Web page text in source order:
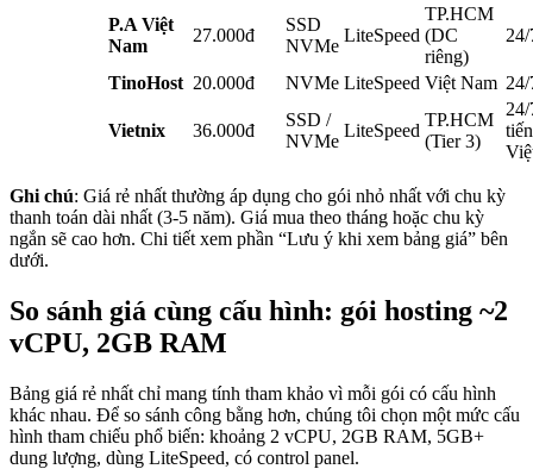
P.A Việt
Nam
27.000đ
SSD
NVMe
LiteSpeed
TP.HCM
(DC
riêng)
24/
TinoHost 20.000đ NVMe LiteSpeed Việt Nam 24/
Vietnix 36.000đ
SSD /
NVMe
LiteSpeed
TP.HCM
(Tier 3)
24/
Ghi chú: Giá rẻ nhất thường áp dụng cho gói nhỏ nhất với chu kỳ
thanh toán dài nhất (3-5 năm). Giá mua theo tháng hoặc chu kỳ
ngắn sẽ cao hơn. Chi tiết xem phần “Lưu ý khi xem bảng giá” bên
dưới.
So sánh giá cùng cấu hình: gói hosting ~2
vCPU, 2GB RAM
Bảng giá rẻ nhất chỉ mang tính tham khảo vì mỗi gói có cấu hình
khác nhau. Để so sánh công bằng hơn, chúng tôi chọn một mức cấu
hình tham chiếu phổ biến: khoảng 2 vCPU, 2GB RAM, 5GB+
dung lượng, dùng LiteSpeed, có control panel.